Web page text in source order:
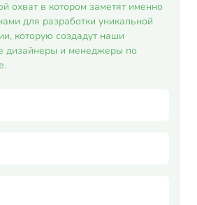
охват в котором заметят именно
для разработки уникальной
которую создадут наши
дизайнеры и менеджеры по